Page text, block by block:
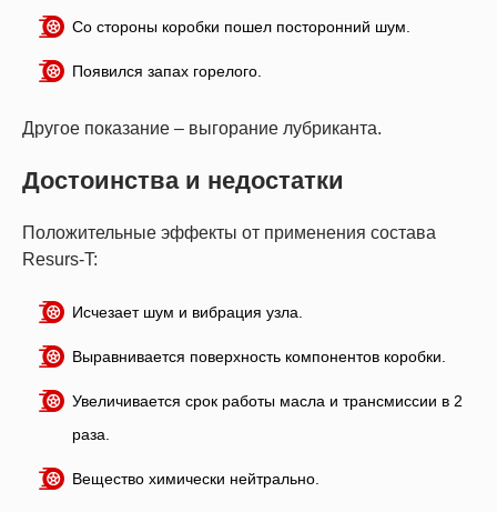
Со стороны коробки пошел посторонний шум.
Появился запах горелого.
Другое показание – выгорание лубриканта.
Достоинства и недостатки
Положительные эффекты от применения состава
Resurs-T:
Исчезает шум и вибрация узла.
Выравнивается поверхность компонентов коробки.
Увеличивается срок работы масла и трансмиссии в 2
раза.
Вещество химически нейтрально.